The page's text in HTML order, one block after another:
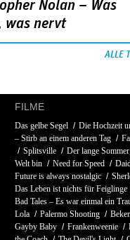
Nolan – Was
was nervt
ALLE
FILME
Das gelbe Segel Die Hochzeit
– Stirb an einem anderen Tag
Splitsville
Der lange
Welt bin
Need for Speed
Future is always nostalgic
Das Leben ist nichts für Feiglinge
Bad Tales – Es war einmal ein
Lola
Palermo Shooting
Gayby Baby
Frankenweenie